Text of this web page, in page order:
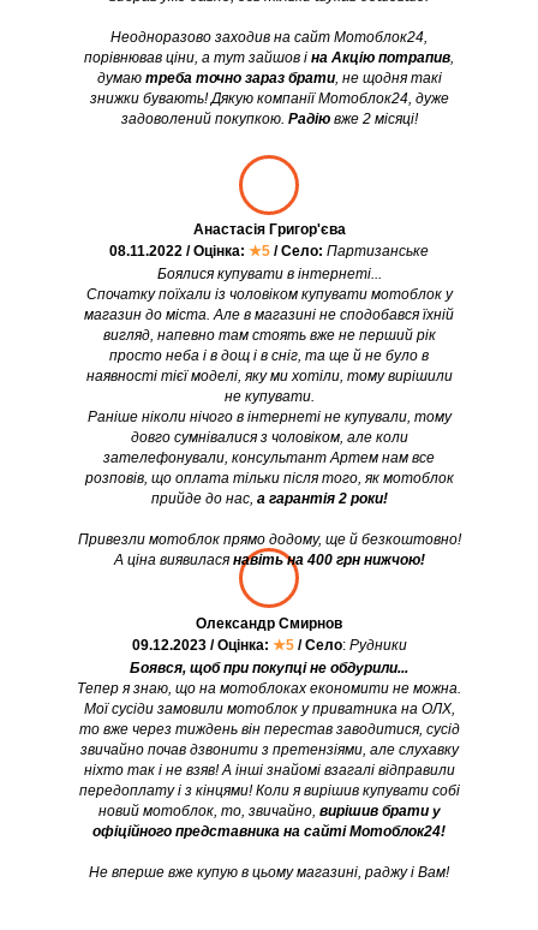
Боявся, щоб при покупці не обдурили...
Тепер я знаю, що на мотоблоках економити не можна.
Мої сусіди замовили мотоблок у приватника на ОЛХ,
то вже через тиждень він перестав заводитися, сусід
звичайно почав дзвонити з претензіями, але слухавку
ніхто так і не взяв! А інші знайомі взагалі відправили
передоплату і з кінцями! Коли я вирішив купувати собі
новий мотоблок, то, звичайно, вирішив брати у
офіційного представника на сайті Мотоблок24!
Не вперше вже купую в цьому магазині, раджу і Вам!
Олександр Смирнов
09.12.2023 / Оцінка: ★5 / Село: Рудники
Боялися купувати в інтернеті...
Спочатку поїхали із чоловіком купувати мотоблок у
магазин до міста. Але в магазині не сподобався їхній
вигляд, напевно там стоять вже не перший рік
просто неба і в дощ і в сніг, та ще й не було в
наявності тієї моделі, яку ми хотіли, тому вирішили
не купувати.
Раніше ніколи нічого в інтернеті не купували, тому
довго сумнівалися з чоловіком, але коли
зателефонували, консультант Артем нам все
розповів, що оплата тільки після того, як мотоблок
прийде до нас, а гарантія 2 роки!
Привезли мотоблок прямо додому, ще й безкоштовно!
А ціна виявилася навіть на 400 грн нижчою!
Анастасія Григор'єва
08.11.2022 / Оцінка: ★5 / Село: Партизанське
Неодноразово заходив на сайт Мотоблок24,
порівнював ціни, а тут зайшов і на Акцію потрапив,
думаю треба точно зараз брати, не щодня такі
знижки бувають! Дякую компанії Мотоблок24, дуже
задоволений покупкою. Радіювже 2 місяці!